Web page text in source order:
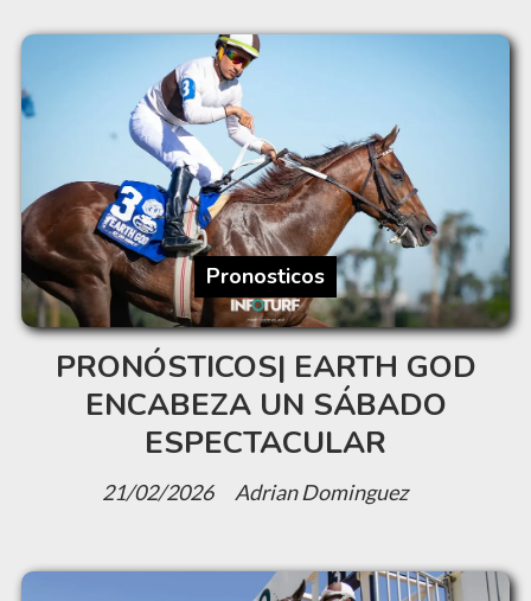
PRONÓSTICOS| EARTH GOD
ENCABEZA UN SÁBADO
ESPECTACULAR
Adrian Dominguez
Pronosticos
21/02/2026